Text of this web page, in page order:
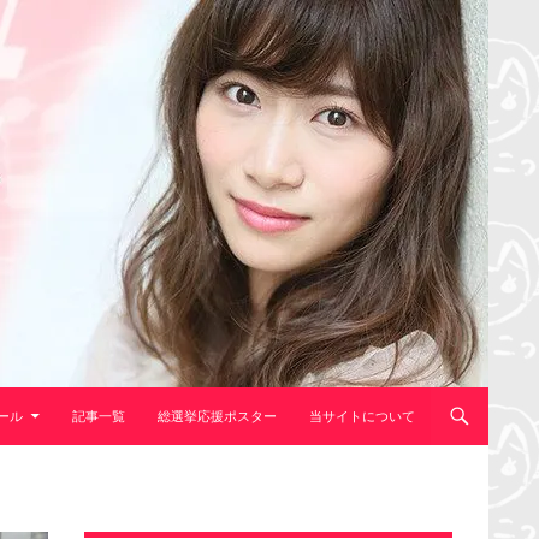
ル 記事一覧 総選挙応援ポスター 当サイトについて